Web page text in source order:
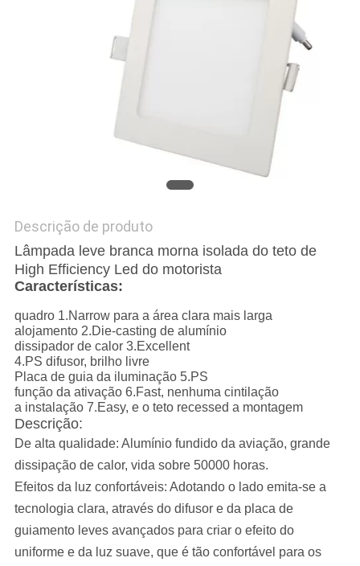
Descrição de produto
Lâmpada leve branca morna isolada do teto de
High Efficiency Led do motorista
Características:
quadro 1.Narrow para a área clara mais larga
alojamento 2.Die-casting de alumínio
dissipador de calor 3.Excellent
4.PS difusor, brilho livre
Placa de guia da iluminação 5.PS
função da ativação 6.Fast, nenhuma cintilação
a instalação 7.Easy, e o teto recessed a montagem
Descrição:
De alta qualidade: Alumínio fundido da aviação, grande
dissipação decalor, vida sobre 50000 horas.
Efeitos da luz confortáveis: Adotando o lado emita-se a
tecnologia clara, através do difusor e da placa de
guiamento leves avançados para criar o efeito do
uniforme e da luz suave, que é tão confortável para os